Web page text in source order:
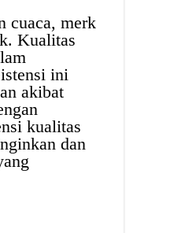
cuaca, merk
Kualitas
ini
akibat
kualitas
dan